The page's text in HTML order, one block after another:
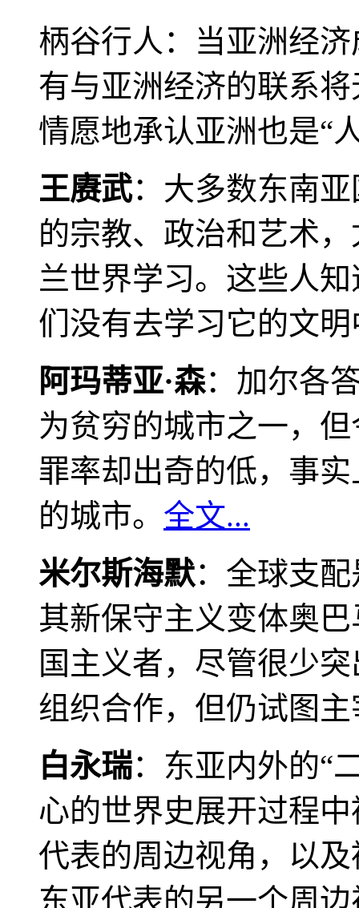
柄谷行人：当亚洲经
有与亚洲经济的联系
情愿地承认亚洲也是“
王赓武：大多数东南
的宗教、政治和艺术
兰世界学习。这些人
们没有去学习它的文
阿玛蒂亚·森：加尔各
为贫穷的城市之一，
罪率却出奇的低，事
的城市。 全文...
米尔斯海默：全球支
其新保守主义变体奥
国主义者，尽管很少
组织合作，但仍试图
白永瑞：东亚内外的“
心的世界史展开过程
代表的周边视角，以
东亚代表的另一个周